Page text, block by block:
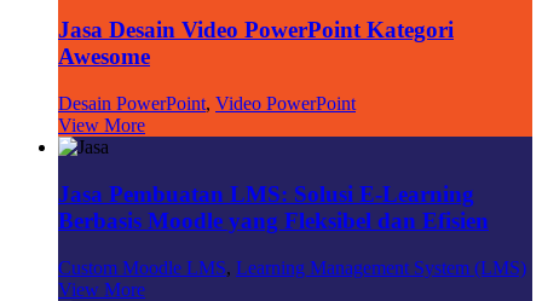
Jasa Desain Video PowerPoint Kategori
Awesome
Desain PowerPoint, Video PowerPoint
View More
Jasa Pembuatan LMS: Solusi E-Learning
Berbasis Moodle yang Fleksibel dan Efisien
Custom Moodle LMS, Learning Management System (LMS)
View More